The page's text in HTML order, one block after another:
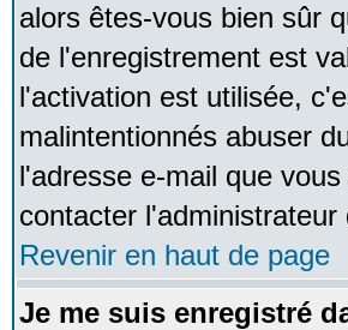
alors êtes-vous bien sûr
de l'enregistrement est
l'activation est utilisée,
malintentionnés abuser
l'adresse e-mail que
contacter l'administrateur
Revenir en haut de page
Je me suis enregistré